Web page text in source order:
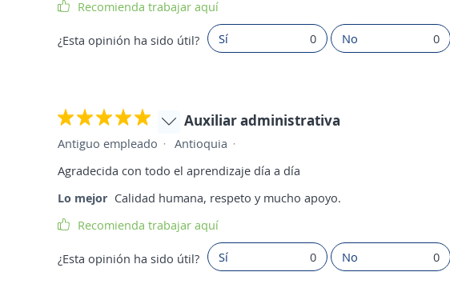
Recomienda trabajar aquí
¿Esta opinión ha sido útil? Sí 0 No 0
Auxiliar administrativa
Antiguo empleado
Antioquia
Agradecida con todo el aprendizaje día a día
Lo mejor Calidad humana, respeto y mucho apoyo.
Recomienda trabajar aquí
¿Esta opinión ha sido útil? Sí 0 No 0